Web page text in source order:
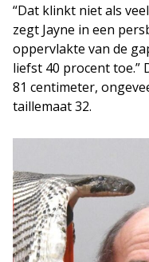
“Dat klinkt niet als
zegt Jayne in een
oppervlakte van de
liefst 40 procent toe.”
81 centimeter,
taillemaat 32.